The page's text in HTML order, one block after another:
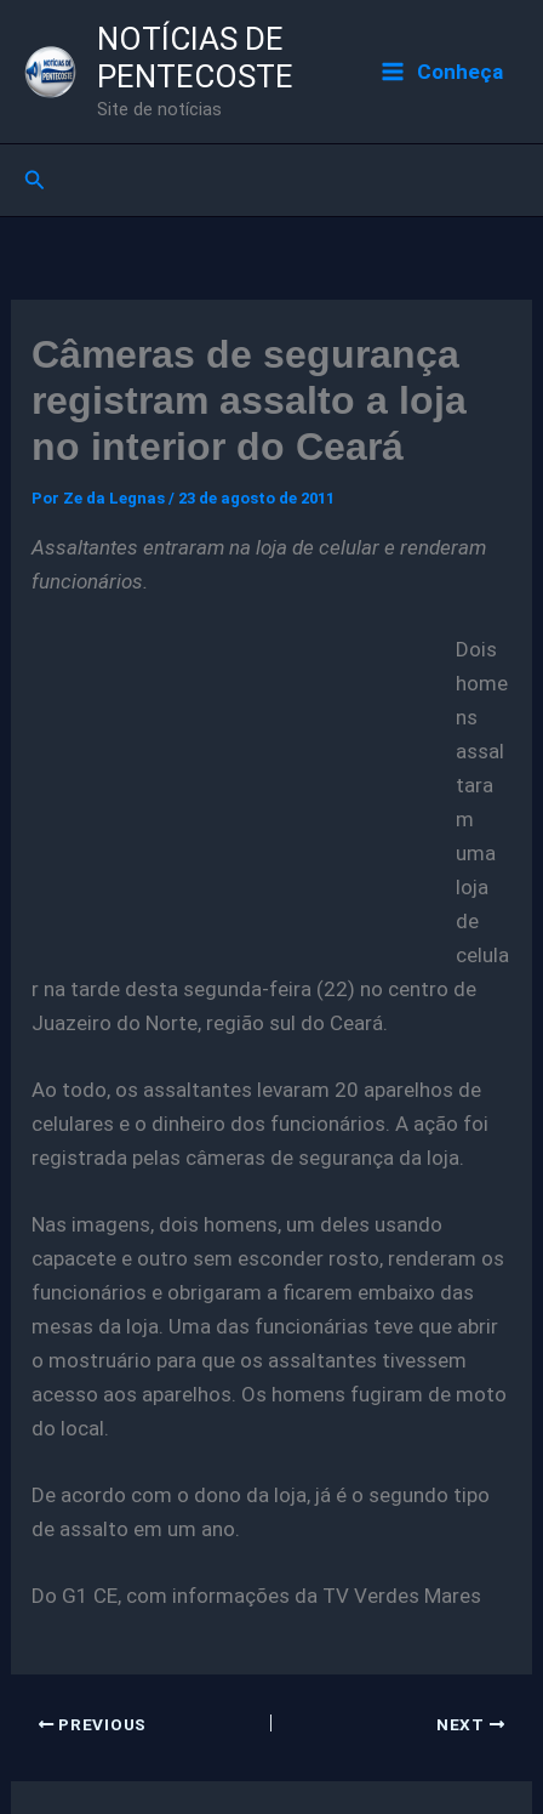
para
NOTÍCIAS DE
PENTECOSTE
Site de notícias
Conheça
Pesquisar
Câmeras de segurança
registram assalto a loja
no interior do Ceará
Por Ze da Legnas/ 23 de agosto de 2011
Assaltantes entraram na loja de celular e renderam
funcionários.
Dois
home
ns
assal
tara
m
uma
loja
de
celula
r na tarde desta segunda-feira (22) no centro de
Juazeiro do Norte, região sul do Ceará.
Ao todo, os assaltantes levaram 20 aparelhos de
celulares e o dinheiro dos funcionários. A ação foi
registrada pelas câmeras de segurança da loja.
Nas imagens, dois homens, um deles usando
capacete e outro sem esconder rosto, renderam os
funcionários e obrigaram a ficarem embaixo das
mesas da loja. Uma das funcionárias teve que abrir
o mostruário para que os assaltantes tivessem
acesso aos aparelhos. Os homens fugiram de moto
do local.
De acordo com o dono da loja, já é o segundo tipo
de assalto em um ano.
Do G1 CE, com informações da TV Verdes Mares
PREVIOUS NEXT